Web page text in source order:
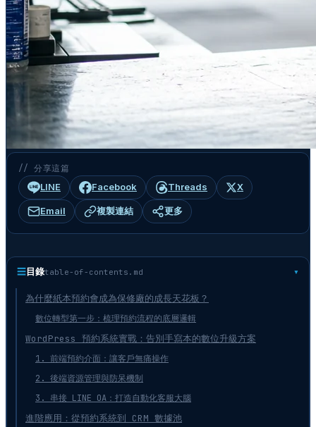
// 分享這篇
LINE Facebook Threads X
Email 複製連結 更多
☰目錄table-of-contents.md
為什麼紙本預約會成為保修廠的成長天花板？
數位轉型第一步：梳理預約流程的底層邏輯
WordPress 預約系統實戰：告別手寫本的數位升級方案
1. 前端預約介面：讓客戶無痛操作
2. 後端資源管理與防呆機制
3. 串接 LINE OA：打造自動化客服大腦
進階應用：從預約系統到 CRM 數據池